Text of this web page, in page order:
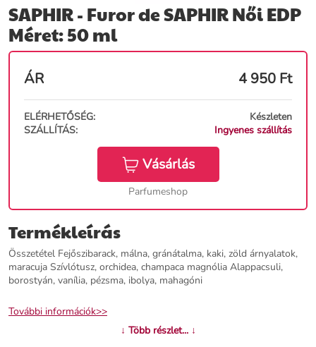
SAPHIR - Furor de SAPHIR Női EDP
Méret: 50 ml
ÁR 4 950 Ft
ELÉRHETŐSÉG:
Készleten
SZÁLLÍTÁS:
Ingyenes szállítás
Vásárlás
Parfumeshop
Termékleírás
Összetétel Fejőszibarack, málna, gránátalma, kaki, zöld árnyalatok,
maracuja Szívlótusz, orchidea, champaca magnólia Alappacsuli,
borostyán, vanília, pézsma, ibolya, mahagóni
További információk>>
↓ Több részlet... ↓